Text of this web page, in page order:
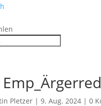
Pletzer |9. Aug. 2024 |0